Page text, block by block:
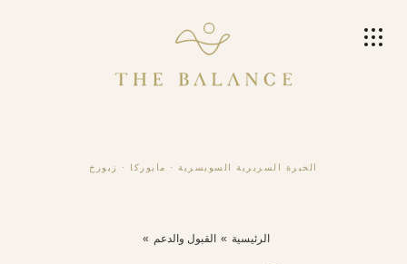
الخبرة السريرية السويسرية · مايوركا · زيورخ
الرئيسية القبول والدعم